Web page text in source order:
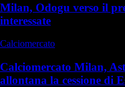
Milan, Odogu verso il
interessate
Calciomercato
Calciomercato Milan,
allontana la cessione di